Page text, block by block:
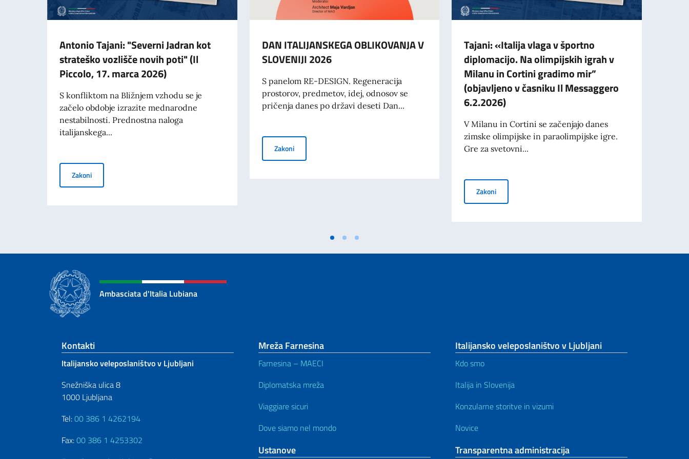
Antonio Tajani: "Severni Jadran kot
strateško vozlišče novih poti" (Il
Piccolo, 17. marca 2026)
S konfliktom na Bližnjem vzhodu se je
začelo obdobje izrazite mednarodne
nestabilnosti. Prednostna naloga
italijanskega...
ZakoniAntonio Tajani: "Severni Jadran kot strateško vozlišče novih poti" (Il Piccolo, 17. marca 2026)
DAN ITALIJANSKEGA OBLIKOVANJA V
SLOVENIJI 2026
S panelom RE-DESIGN. Regeneracija
prostorov, predmetov, idej, odnosov se
pričenja danes po državi deseti Dan...
ZakoniDAN ITALIJANSKEGA OBLIKOVANJA V SLOVENIJI 2026
Tajani: «Italija vlaga v športno
diplomacijo. Na olimpijskih igrah v
Milanu in Cortini gradimo mir”
(objavljeno v časniku Il Messaggero
6.2.2026)
V Milanu in Cortini se začenjajo danes
zimske olimpijske in paraolimpijske igre.
Gre za svetovni...
ZakoniTajani: «Italija vlaga v športno diplomacijo. Na olimpijskih
Ambasciata d'Italia Lubiana
Footer section
Kontakti
Italijansko veleposlaništvo v Ljubljani
Snežniška ulica 8
1000 Ljubljana
Tel:00 386 1 4262194
Fax:00 386 1 4253302
Mreža Farnesina
Farnesina – MAECI
Diplomatska mreža
Viaggiare sicuri
Dove siamo nel mondo
Ustanove
Italijansko veleposlaništvo v Ljubljani
Kdo smo
Italija in Slovenija
Konzularne storitve in vizumi
Novice
Transparentna administracija